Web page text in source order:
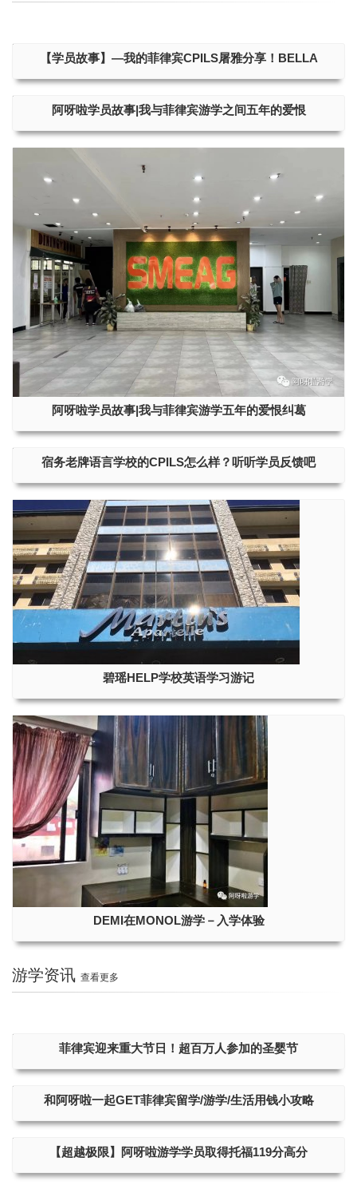
【学员故事】—我的菲律宾CPILS屠雅分享！BELLA
阿呀啦学员故事|我与菲律宾游学之间五年的爱恨
阿呀啦学员故事|我与菲律宾游学五年的爱恨纠葛
宿务老牌语言学校的CPILS怎么样？听听学员反馈吧
碧瑶HELP学校英语学习游记
DEMI在MONOL游学－入学体验
游学资讯 查看更多
菲律宾迎来重大节日！超百万人参加的圣婴节
和阿呀啦一起GET菲律宾留学/游学/生活用钱小攻略
【超越极限】阿呀啦游学学员取得托福119分高分